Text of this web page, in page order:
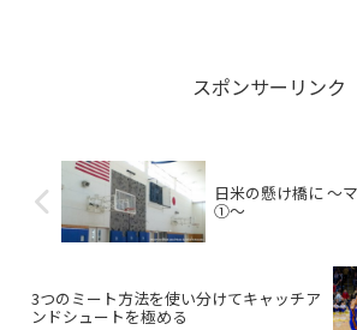
す。
スポンサーリンク
日米の懸け橋に 〜
①〜
3つのミート方法を使い分けてキャッチア
ンドシュートを極める